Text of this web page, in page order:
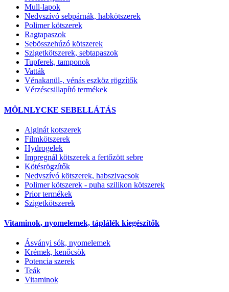
Mull-lapok
Nedvszívó sebpárnák, habkötszerek
Polimer kötszerek
Ragtapaszok
Sebösszehúzó kötszerek
Szigetkötszerek, sebtapaszok
Tupferek, tamponok
Vatták
Vénakanül-, vénás eszköz rögzítők
Vérzéscsillapító termékek
MÖLNLYCKE SEBELLÁTÁS
Alginát kotszerek
Filmkötszerek
Hydrogelek
Impregnál kötszerek a fertőzött sebre
Kötésrögzítők
Nedvszívó kötszerek, habszivacsok
Polimer kötszerek - puha szilikon kötszerek
Prior termékek
Szigetkötszerek
Vitaminok, nyomelemek, táplálék kiegészítők
Ásványi sók, nyomelemek
Krémek, kenőcsök
Potencia szerek
Teák
Vitaminok